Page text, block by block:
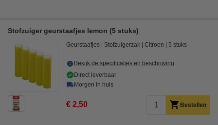
Stofzuiger geurstaafjes lemon (5 stuks)
Geurstaafjes Stofzuigerzak Citroen 5 stuks
Bekijk de specificaties en beschrijving
Direct leverbaar
Morgen in huis
€ 2,50 Bestellen